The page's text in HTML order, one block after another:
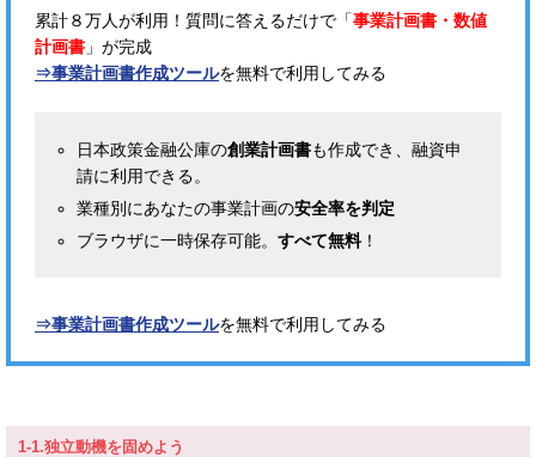
累計８万人が利用！質問に答えるだけで「事業計画書・数値
計画書 」が完成
⇒事業計画書作成ツールを無料で利用してみる
日本政策金融公庫の創業計画書も作成でき、融資申
請に利用できる。
業種別にあなたの事業計画の安全率を判定
ブラウザに一時保存可能。 すべて無料！
⇒事業計画書作成ツールを無料で利用してみる
1-1.独立動機を固めよう